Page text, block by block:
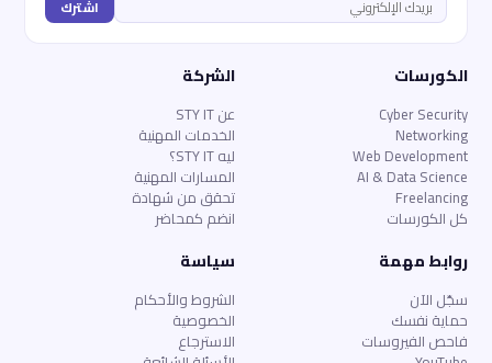
اشترك
الكورسات
Cyber Security
Networking
Web Development
AI & Data Science
Freelancing
كل الكورسات
الشركة
عن STY IT
الخدمات المهنية
ليه STY IT؟
المسارات المهنية
تحقق من شهادة
انضم كمحاضر
روابط مهمة
سجّل الآن
حماية نفسك
فاحص الفيروسات
سياسة
الشروط والأحكام
الخصوصية
الاسترجاع